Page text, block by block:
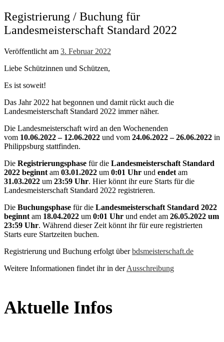
Registrierung / Buchung für
Landesmeisterschaft Standard 2022
Veröffentlicht am 3. Februar 2022
Liebe Schützinnen und Schützen,
Es ist soweit!
Das Jahr 2022 hat begonnen und damit rückt auch die
Landesmeisterschaft Standard 2022 immer näher.
Die Landesmeisterschaft wird an den Wochenenden
vom 10.06.2022 – 12.06.2022 und vom 24.06.2022 – 26.06.2022 in
Philippsburg stattfinden.
Die Registrierungsphase für die Landesmeisterschaft Standard
2022 beginnt am 03.01.2022 um 0:01 Uhr und endet am
31.03.2022 um 23:59 Uhr. Hier könnt ihr eure Starts für die
Landesmeisterschaft Standard 2022 registrieren.
Die Buchungsphase für die Landesmeisterschaft Standard 2022
beginnt am 18.04.2022 um 0:01 Uhr und endet am 26.05.2022 um
23:59 Uhr. Während dieser Zeit könnt ihr für eure registrierten
Starts eure Startzeiten buchen.
Registrierung und Buchung erfolgt überbdsmeisterschaft.de
Weitere Informationen findet ihr in derAusschreibung
Aktuelle Infos